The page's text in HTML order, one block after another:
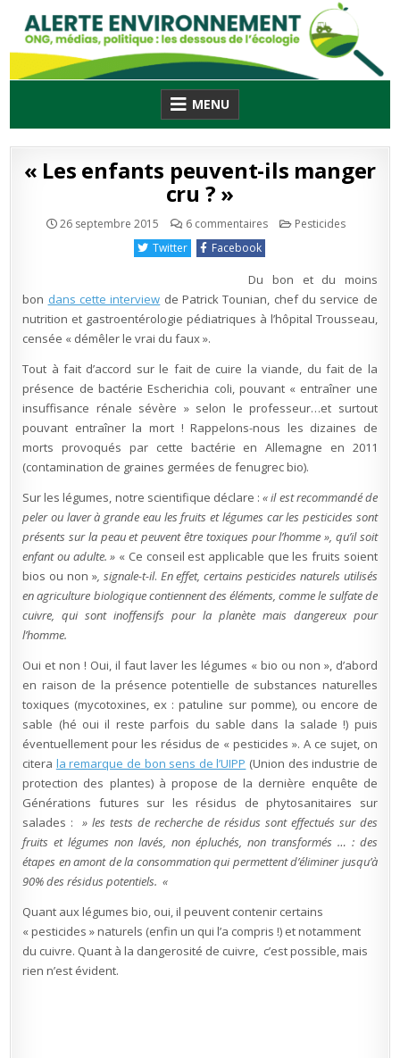
content
MENU
« Les enfants peuvent-ils manger
cru ? »
26 septembre 2015 6 commentairessur
ils
manger
cru
?
»
Publié
Pesticides
Twitter
Facebook
Du bon et du moins
bon dans cette interview de Patrick Tounian, chef du service de
nutrition et gastroentérologie pédiatriques à l’hôpital Trousseau,
censée « démêler le vrai du faux ».
Tout à fait d’accord sur le fait de cuire la viande, du fait de la
présence de bactérie Escherichia coli, pouvant « entraîner une
insuffisance rénale sévère » selon le professeur…et surtout
pouvant entraîner la mort ! Rappelons-nous les dizaines de
morts provoqués par cette bactérie en Allemagne en 2011
(contamination de graines germées de fenugrec bio).
Sur les légumes, notre scientifique déclare :« il est recommandé de
peler ou laver à grande eau les fruits et légumes car les pesticides sont
présents sur la peau et peuvent être toxiques pour l’homme », qu’il soit
enfant ou adulte. » « Ce conseil est applicable que les fruits soient
bios ou non », signale-t-il. En effet, certains pesticides naturels utilisés
en agriculture biologique contiennent des éléments, comme le sulfate de
cuivre, qui sont inoffensifs pour la planète mais dangereux pour
l’homme.
Oui et non ! Oui, il faut laver les légumes « bio ou non », d’abord
en raison de la présence potentielle de substances naturelles
toxiques (mycotoxines, ex : patuline sur pomme), ou encore de
sable (hé oui il reste parfois du sable dans la salade !) puis
éventuellement pour les résidus de « pesticides ». A ce sujet, on
citera la remarque de bon sens de l’UIPP (Union des industrie de
protection des plantes) à propose de la dernière enquête de
Générations futures sur les résidus de phytosanitaires sur
salades : » les tests de recherche de résidus sont effectués sur des
fruits et légumes non lavés, non épluchés, non transformés … : des
étapes en amont de la consommation qui permettent d’éliminer jusqu’à
90% des résidus potentiels. «
Quant aux légumes bio, oui, il peuvent contenir certains
« pesticides » naturels (enfin un qui l’a compris !) et notamment
du cuivre. Quant à la dangerosité de cuivre, c’est possible, mais
rien n’est évident.